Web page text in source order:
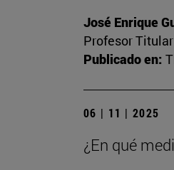
José Enrique
Profesor
Publicado en:
06 | 11 | 2025
¿En qué